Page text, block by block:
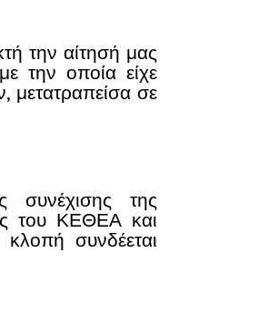
την αίτησή μας
την οποία είχε
μετατραπείσα σε
της
του ΚΕΘΕΑ και
συνδέεται